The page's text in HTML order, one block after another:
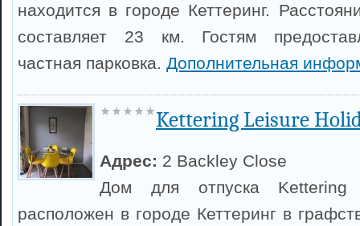
находится в городе Кеттеринг.
составляет 23 км. Гостям
частная парковка. Дополнительная
Kettering Leisure
Адрес: 2 Backley Close
Дом для отпуска
расположен в городе Кеттеринг в